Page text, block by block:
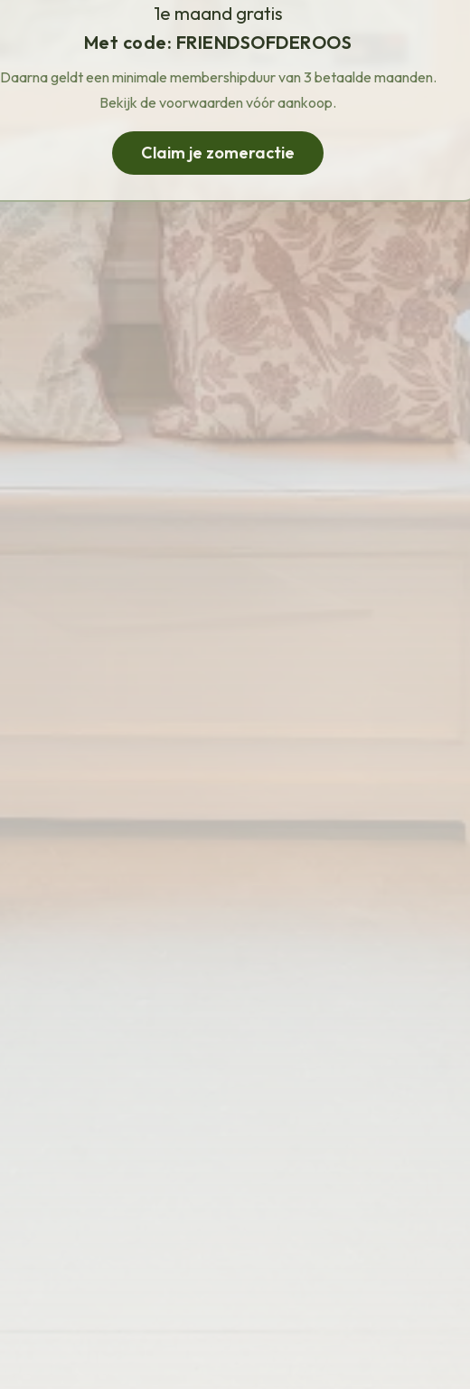
1e maand gratis
Met code: FRIENDSOFDEROOS
Daarna geldt een minimale membershipduur van 3 betaalde maanden.
Bekijk de voorwaarden vóór aankoop.
Claim je zomeractie